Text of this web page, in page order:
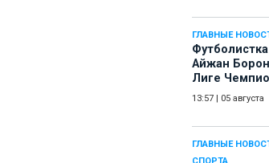
ГЛАВНЫЕ
Айжан
Лиге
13:57 05 августа
ГЛАВНЫЕ